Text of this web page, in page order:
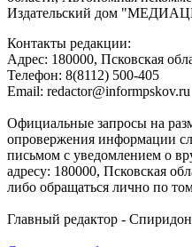
Издательский дом
Контакты редакции:
Адреc: 180000, Псковская
Телефон: 8(8112) 500-405
Email: redactor@informpskov.ru
Официальные запросы на
опровержения информации
письмом с уведомлением о
адресу: 180000, Псковская
либо обращаться лично по
Главный редактор -